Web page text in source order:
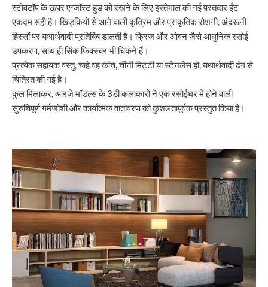
स्टोवटॉप के ऊपर एग्जॉस्ट हुड को रखने के लिए इस्तेमाल की गई परतदार ईंट
एकदम सही है। खिड़कियों से आने वाली कृत्रिम और प्राकृतिक रोशनी, अंदरूनी
हिस्सों पर यथार्थवादी प्रतिबिंब डालती है। फ्रिज और ओवन जैसे आधुनिक रसोई
उपकरण, साथ ही सिंक फिक्स्चर भी चिकने हैं।
प्रत्येक सहायक वस्तु, चाहे वह कांच, चीनी मिट्टी या स्टेनलेस हो, यथार्थवादी ढंग से
चित्रित की गई है।
कुल मिलाकर, आरजे मॉडल्स के 3डी कलाकारों ने एक रसोईघर में होने वाली
सुरुचिपूर्ण गर्मजोशी और कार्यात्मक वातावरण को कुशलतापूर्वक प्रस्तुत किया है।